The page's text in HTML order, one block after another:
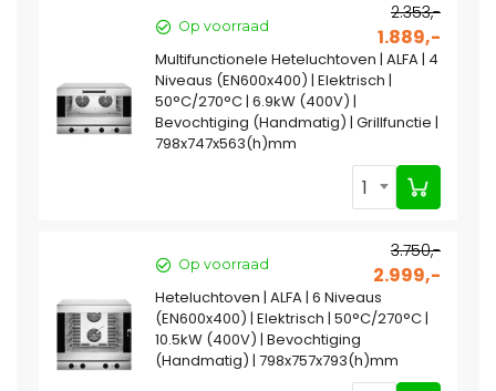
Op voorraad
2.353,-
1.889,-
Multifunctionele Heteluchtoven | ALFA | 4
Niveaus (EN600x400) | Elektrisch |
50°C/270°C | 6.9kW (400V) |
Bevochtiging (Handmatig) | Grillfunctie |
798x747x563(h)mm
1
Op voorraad
3.750,-
2.999,-
Heteluchtoven | ALFA | 6 Niveaus
(EN600x400) | Elektrisch | 50°C/270°C |
10.5kW (400V) | Bevochtiging
(Handmatig) | 798x757x793(h)mm